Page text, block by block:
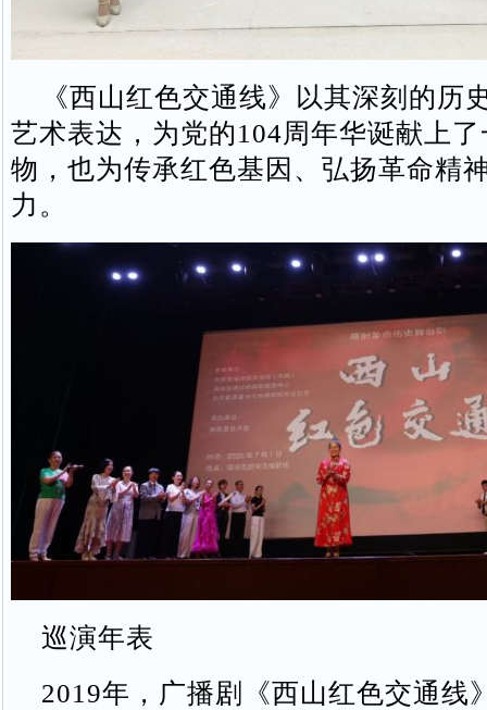
《西山红色交通线》以其深刻的历
艺术表达，为党的104周年华诞献上
物，也为传承红色基因、弘扬革命精
力。
巡演年表
2019年，广播剧《西山红色交通线